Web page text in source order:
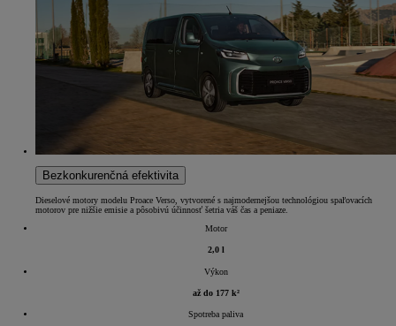
Bezkonkurenčná efektivita
Dieselové motory modelu Proace Verso, vytvorené s najmodernejšou technológiou spaľovacích
motorov pre nižšie emisie a pôsobivú účinnosť šetria váš čas a peniaze.
Motor
2,0 l
Výkon
až do 177 k²
Spotreba paliva